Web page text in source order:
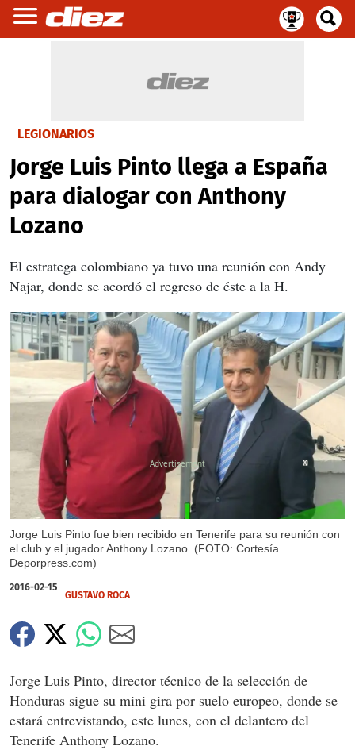
LEGIONARIOS
Jorge Luis Pinto llega a España
para dialogar con Anthony
Lozano
El estratega colombiano ya tuvo una reunión con Andy
Najar, donde se acordó el regreso de éste a la H.
Jorge Luis Pinto fue bien recibido en Tenerife para su reunión con
el club y el jugador Anthony Lozano. (FOTO: Cortesía
Deporpress.com)
X
2016-02-15
GUSTAVO ROCA
Jorge Luis Pinto, director técnico de la selección de
Honduras sigue su mini gira por suelo europeo, donde se
estará entrevistando, este lunes, con el delantero del
Tenerife Anthony Lozano.